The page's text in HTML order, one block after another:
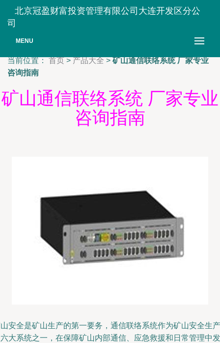
北京冠盈财富投资管理有限公司大连开发区分公
司
MENU
当前位置： 首页 > 产品大全 > 矿山通信联络系统 厂家专业
咨询指南
矿山通信联络系统 厂家专业
咨询指南
安全是矿山生产的第一要务，通信联络系统作为矿山安全生产
大系统之一，在保障矿山内部通信、应急救援和日常管理中发